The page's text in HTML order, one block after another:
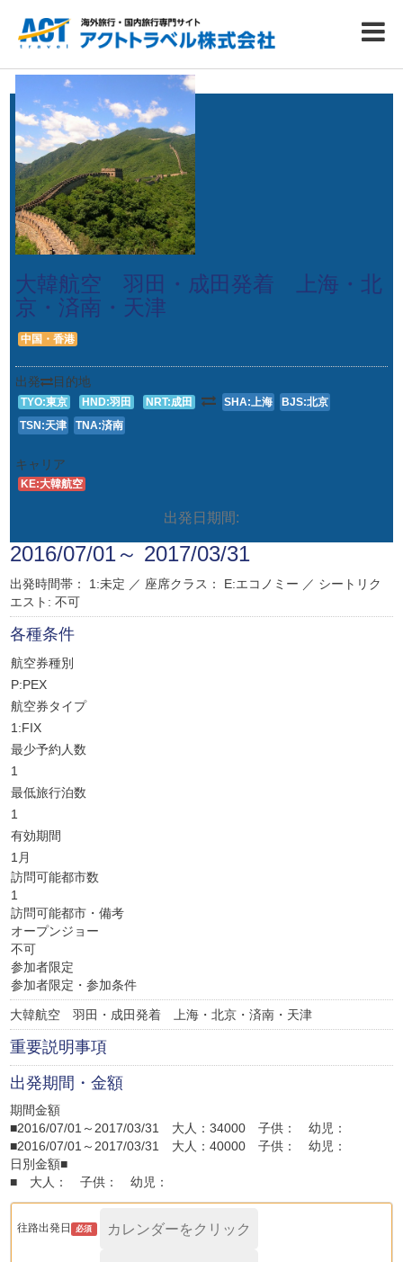
大韓航空 羽田・成田発着 上海・北
京・済南・天津
中国・香港
出発 目的地
TYO:東京 HND:羽田 NRT:成田 SHA:上海
BJS:北京
TSN:天津
TNA:済南
キャリア
KE:大韓航空
出発日期間:
2016/07/01～ 2017/03/31
出発時間帯： 1:未定 ／ 座席クラス： E:エコノミー ／ シートリク
エスト: 不可
各種条件
航空券種別
P:PEX
航空券タイプ
1:FIX
最少予約人数
1
最低旅行泊数
1
有効期間
1月
訪問可能都市数
1
訪問可能都市・備考
オープンジョー
不可
参加者限定
参加者限定・参加条件
大韓航空 羽田・成田発着 上海・北京・済南・天津
重要説明事項
出発期間・金額
期間金額
■2016/07/01～2017/03/31 大人：34000 子供： 幼児：
■2016/07/01～2017/03/31 大人：40000 子供： 幼児：
日別金額■
■ 大人： 子供： 幼児：
往路出発日 必須